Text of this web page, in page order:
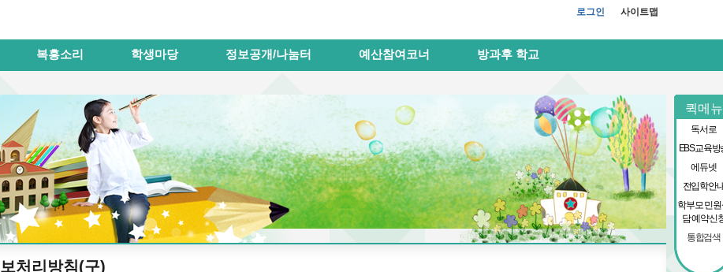
로그인 사이트맵
복흥소리 학생마당 정보공개/나눔터 예산참여코너 방과후 학교
퀵메뉴
독서로
EBS교육방
에듀넷
전입학안
학부모 민
담 예약신
통합검색
처리방침(구)